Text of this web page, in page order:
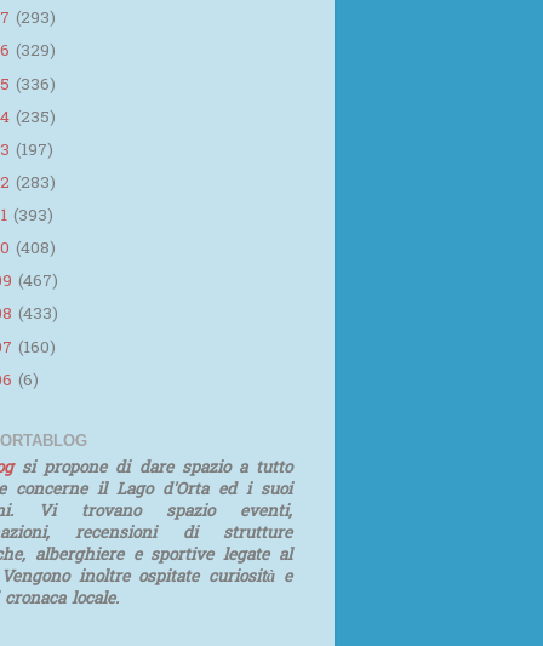
(293)
(329)
(336)
(235)
(197)
(283)
(393)
(408)
(467)
(433)
(160)
(6)
si propone di dare spazio a tutto
concerne il Lago d'Orta ed i suoi
Vi trovano spazio eventi,
recensioni di strutture
alberghiere e sportive legate al
inoltre ospitate curiosità e
locale.